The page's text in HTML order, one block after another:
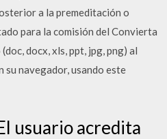
a la premeditación o
para la comisión del Convierta
docx, xls, ppt, jpg, png) al
navegador, usando este
usuario acredita